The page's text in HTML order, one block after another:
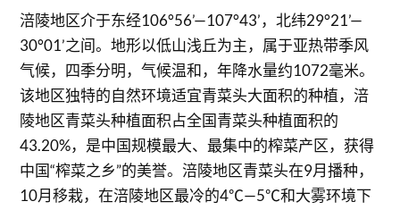
涪陵地区介于东经106°56’—107°43’，北纬29°21’—
30°01’之间。地形以低山浅丘为主，属于亚热带季风
气候，四季分明，气候温和，年降水量约1072毫米。
该地区独特的自然环境适宜青菜头大面积的种植，涪
陵地区青菜头种植面积占全国青菜头种植面积的
43.20%，是中国规模最大、最集中的榨菜产区，获得
中国“榨菜之乡”的美誉。涪陵地区青菜头在9月播种，
10月移栽，在涪陵地区最冷的4℃—5℃和大雾环境下